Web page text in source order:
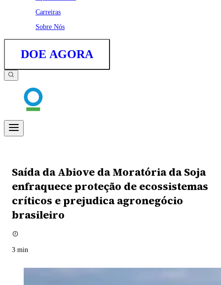
Carreiras
Sobre Nós
DOE AGORA
Saída da Abiove da Moratória da Soja
enfraquece proteção de ecossistemas
críticos e prejudica agronegócio
brasileiro
3 min